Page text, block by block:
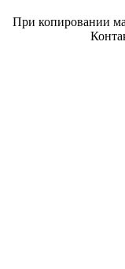
При копировании